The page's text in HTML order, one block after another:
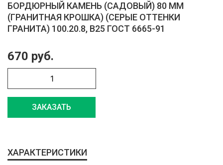
БОРДЮРНЫЙ КАМЕНЬ (САДОВЫЙ) 80 ММ
(ГРАНИТНАЯ КРОШКА) (СЕРЫЕ ОТТЕНКИ
ГРАНИТА) 100.20.8, B25 ГОСТ 6665-91
670 руб.
ЗАКАЗАТЬ
ХАРАКТЕРИСТИКИ